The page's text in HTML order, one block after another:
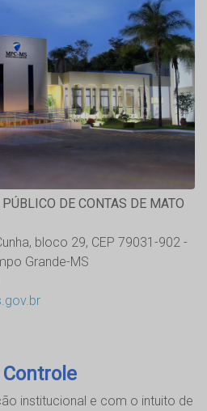
DE CONTAS DE MATO
bloco 29, CEP 79031-902 -
Grande-MS
institucional e com o intuito de